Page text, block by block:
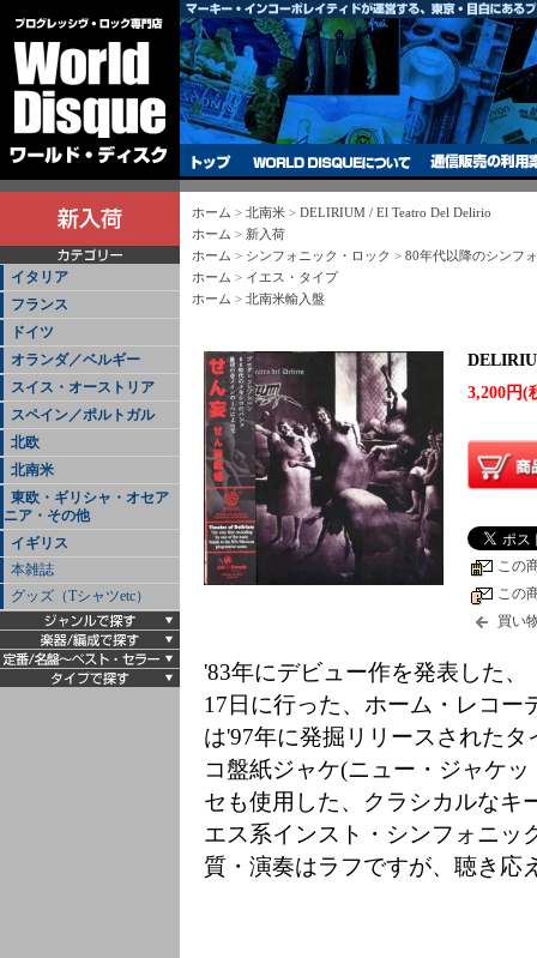
イタリア
フランス
ドイツ
オランダ／ベルギー
スイス・オーストリア
スペイン／ポルトガル
北欧
北南米
東欧・ギリシャ・オセア
ニア・その他
イギリス
本雑誌
グッズ（Tシャツetc）
ホーム > 北南米 > DELIRIUM / El Teatro Del Delirio
ホーム > 新入荷
ホーム > シンフォニック・ロック > 80年代以降のシンフ
ホーム > イエス・タイプ
ホーム > 北南米輸入盤
3,200円(
この
この
買い
'83年にデビュー作を発表した
17日に行った、ホーム・レコ
は'97年に発掘リリースされた
コ盤紙ジャケ(ニュー・ジャケ
セも使用した、クラシカルなキ
エス系インスト・シンフォニッ
質・演奏はラフですが、聴き